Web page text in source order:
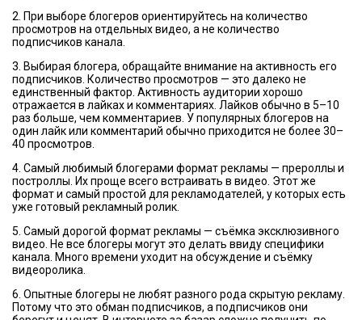
2. При выборе блогеров ориентируйтесь на количество
просмотров на отдельных видео, а не количество
подписчиков канала.
3. Выбирая блогера, обращайте внимание на активность его
подписчиков. Количество просмотров — это далеко не
единственный фактор. Активность аудитории хорошо
отражается в лайках и комментариях. Лайков обычно в 5–10
раз больше, чем комментариев. У популярных блогеров на
один лайк или комментарий обычно приходится не более 30–
40 просмотров.
4. Самый любимый блогерами формат рекламы — прероллы и
построллы. Их проще всего встраивать в видео. Этот же
формат и самый простой для рекламодателей, у которых есть
уже готовый рекламный ролик.
5. Самый дорогой формат рекламы — съёмка эксклюзивного
видео. Не все блогеры могут это делать ввиду специфики
канала. Много времени уходит на обсуждение и съёмку
видеоролика.
6. Опытные блогеры не любят разного рода скрытую рекламу.
Потому что это обман подписчиков, а подписчиков они